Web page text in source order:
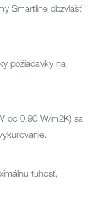
Smartline obzvlášť
požiadavky na
do 0,90 W/m2K) sa
tuhosť,